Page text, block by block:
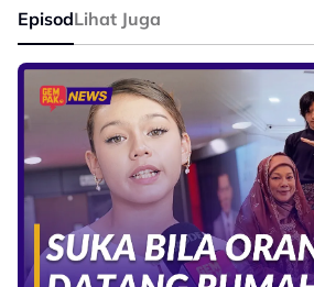
EpisodLihat Juga